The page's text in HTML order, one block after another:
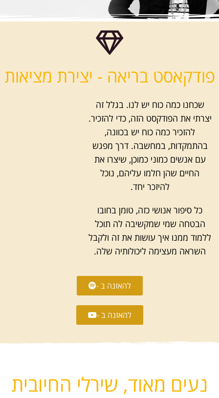
פודקאסט בריאה - יצירת מציאות
שכחנו כמה כוח יש לנו. בגלל זה
יצרתי את הפודקסט הזה, כדי להזכיר.
להזכיר כמה כוח יש בכוונה,
בהתמקדות, במחשבה. דרך מפגש
עם אנשים כמוני כמוכן, שיצרו את
החיים שהן חלמו עליהם, נוכל
להיזכר יחד.
כל סיפור אנושי כזה, טומן בחובו
הבטחה שמי שמקשיבה לה תוכל
ללמוד ממנו איך עושות את זה ולקבל
השראה מעצימה ליכולותיה שלה.
להאזנה ב -
להאזנה ב -
נעים מאוד, שירלי החיובית